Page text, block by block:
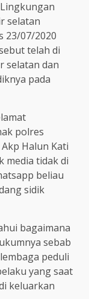
selatan
23/07/2020
telah di
selatan dan
pada
polres
Halun Kati
media tidak di
beliau
sidik
bagaimana
sebab
peduli
yang saat
keluarkan